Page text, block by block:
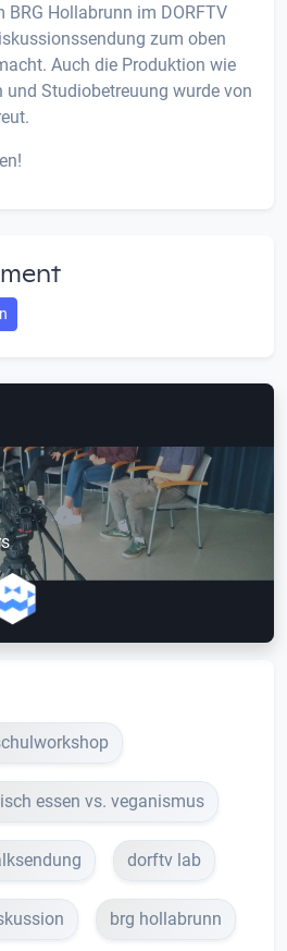
BRG Hollabrunn im DORFTV
zum oben
Auch die Produktion wie
und Studiobetreuung wurde von
essen vs. veganismus
dorftv lab
brg hollabrunn